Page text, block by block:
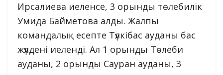
Ирсалиева иеленсе, 3 орынды төлебилік
Умида Байметова алды. Жалпы
командалық есепте Түлкібас ауданы бас
жүлдені иеленді. Ал 1 орынды Төлеби
ауданы, 2 орынды Сауран ауданы, 3